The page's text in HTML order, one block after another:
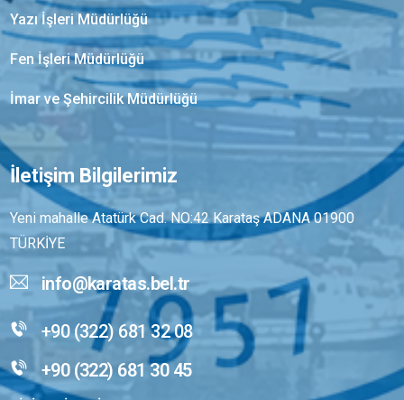
Yazı İşleri Müdürlüğü
Fen İşleri Müdürlüğü
İmar ve Şehircilik Müdürlüğü
İletişim Bilgilerimiz
Yeni mahalle Atatürk Cad. NO:42 Karataş ADANA 01900
TÜRKİYE
info@karatas.bel.tr
+90 (322) 681 32 08
+90 (322) 681 30 45